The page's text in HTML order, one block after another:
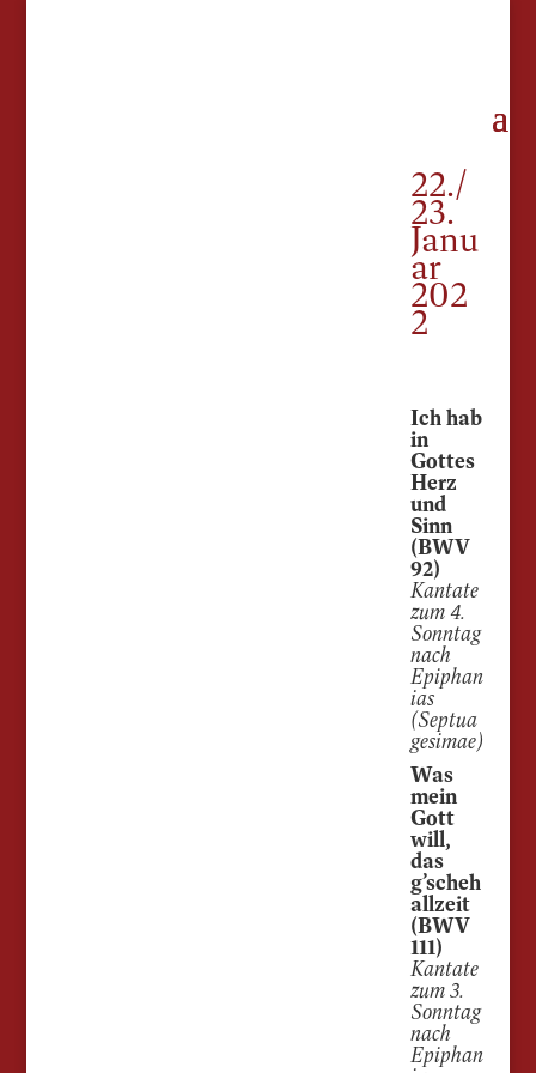
22./
23.
Janu
ar
202
2
Ich hab
in
Gottes
Herz
und
Sinn
(BWV
92)
Kantate
zum 4.
Sonntag
nach
Epiphan
ias
(Septua
gesimae)
Was
mein
Gott
will,
das
g’scheh
allzeit
(BWV
111)
Kantate
zum 3.
Sonntag
nach
Epiphan